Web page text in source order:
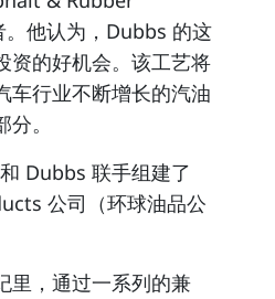
他认为，Dubbs 的这
资的好机会。该工艺将
车行业不断增长的汽油
分。
Dubbs 联手组建了
公司（环球油品公
里，通过一系列的兼